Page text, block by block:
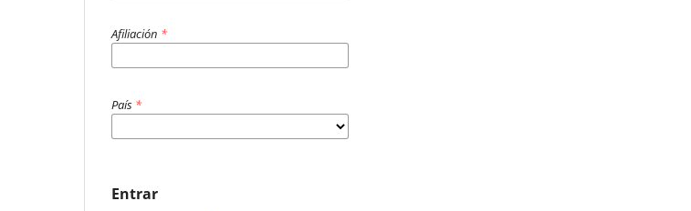
Afiliación *
País *
Entrar